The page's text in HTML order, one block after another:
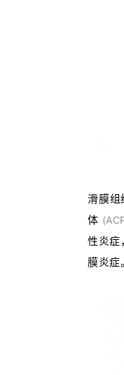
滑膜组
体
性炎症
膜炎症。